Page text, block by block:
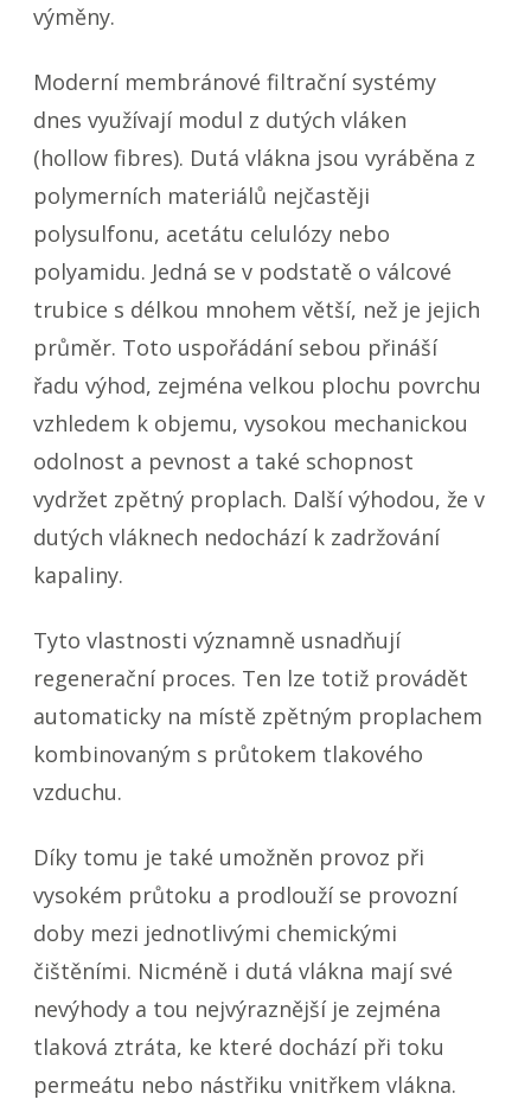
výměny.
Moderní membránové filtrační systémy
dnes využívají modul z dutých vláken
(hollow fibres). Dutá vlákna jsou vyráběna z
polymerních materiálů nejčastěji
polysulfonu, acetátu celulózy nebo
polyamidu. Jedná se v podstatě o válcové
trubice s délkou mnohem větší, než je jejich
průměr. Toto uspořádání sebou přináší
řadu výhod, zejména velkou plochu povrchu
vzhledem k objemu, vysokou mechanickou
odolnost a pevnost a také schopnost
vydržet zpětný proplach. Další výhodou, že v
dutých vláknech nedochází k zadržování
kapaliny.
Tyto vlastnosti významně usnadňují
regenerační proces. Ten lze totiž provádět
automaticky na místě zpětným proplachem
kombinovaným s průtokem tlakového
vzduchu.
Díky tomu je také umožněn provoz při
vysokém průtoku a prodlouží se provozní
doby mezi jednotlivými chemickými
čištěními. Nicméně i dutá vlákna mají své
nevýhody a tou nejvýraznější je zejména
tlaková ztráta, ke které dochází při toku
permeátu nebo nástřiku vnitřkem vlákna.